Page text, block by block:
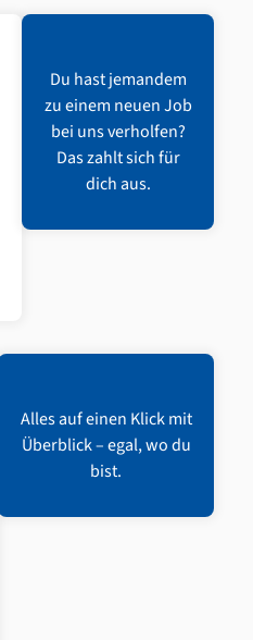
Du hast jemandem
zu einem neuen Job
bei uns verholfen?
Das zahlt sich für
dich aus.
Alles auf einen Klick mit
Überblick – egal, wo du
bist.